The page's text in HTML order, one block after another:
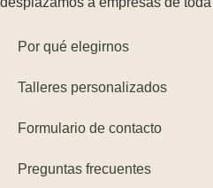
Por qué elegirnos
Talleres personalizados
Formulario de contacto
Preguntas frecuentes